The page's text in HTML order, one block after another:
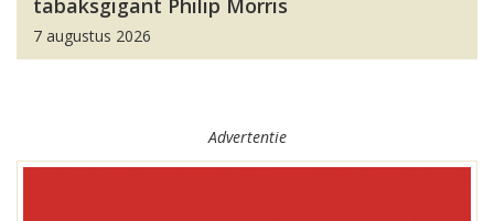
tabaksgigant Philip Morris
7 augustus 2026
Advertentie